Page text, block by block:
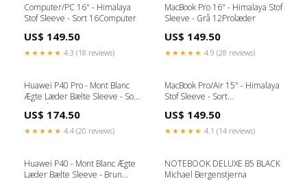
Computer/PC 16" - Himalaya
Stof Sleeve - Sort 16Computer
US$ 149.50
★★★★★ 4.3 (18 reviews)
MacBook Pro 16" - Himalaya Stof
Sleeve - Grå 12Prolæder
US$ 149.50
★★★★★ 4.9 (28 reviews)
Huawei P40 Pro - Mont Blanc
Ægte Læder Bælte Sleeve - Sort
6/6sHåndværker
US$ 174.50
★★★★★ 4.4 (20 reviews)
MacBook Pro/Air 15" - Himalaya
Stof Sleeve - Sort
US$ 149.50
★★★★★ 4.1 (14 reviews)
Huawei P40 - Mont Blanc Ægte
Læder Bælte Sleeve - Brun
NOTEBOOK DELUXE B5 BLACK
Michael Bergenstjerna